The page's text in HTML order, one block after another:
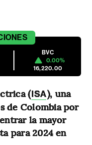
BVC
0.00%
16,220.00
(ISA), una
de Colombia por
la mayor
para 2024 en